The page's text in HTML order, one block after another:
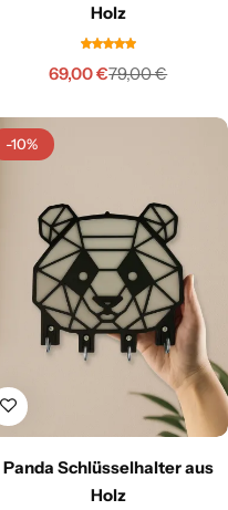
Holz
79,00€
69,00€
-10%
Panda Schlüsselhalter aus
Holz